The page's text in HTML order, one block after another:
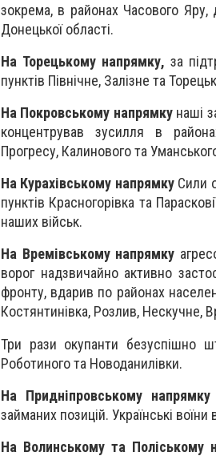
зокрема, в районах Часового Яру,
Донецької області.
На Торецькому напрямку, за
пунктів Північне, Залізне та
На Покровському напрямкунаші
концентрував зусилля в
Прогресу, Калинового та
На Курахівському напрямкуСили
пунктів Красногорівка та
наших військ.
На Времівському напрямку
ворог надзвичайно активно
фронту, вдарив по районах
Костянтинівка, Розлив, Нескучне,
Три рази окупанти безуспішно
Роботиного та Новоданилівки.
На Придніпровському напрямку
займаних позицій. Українські
На Волинському та Поліському